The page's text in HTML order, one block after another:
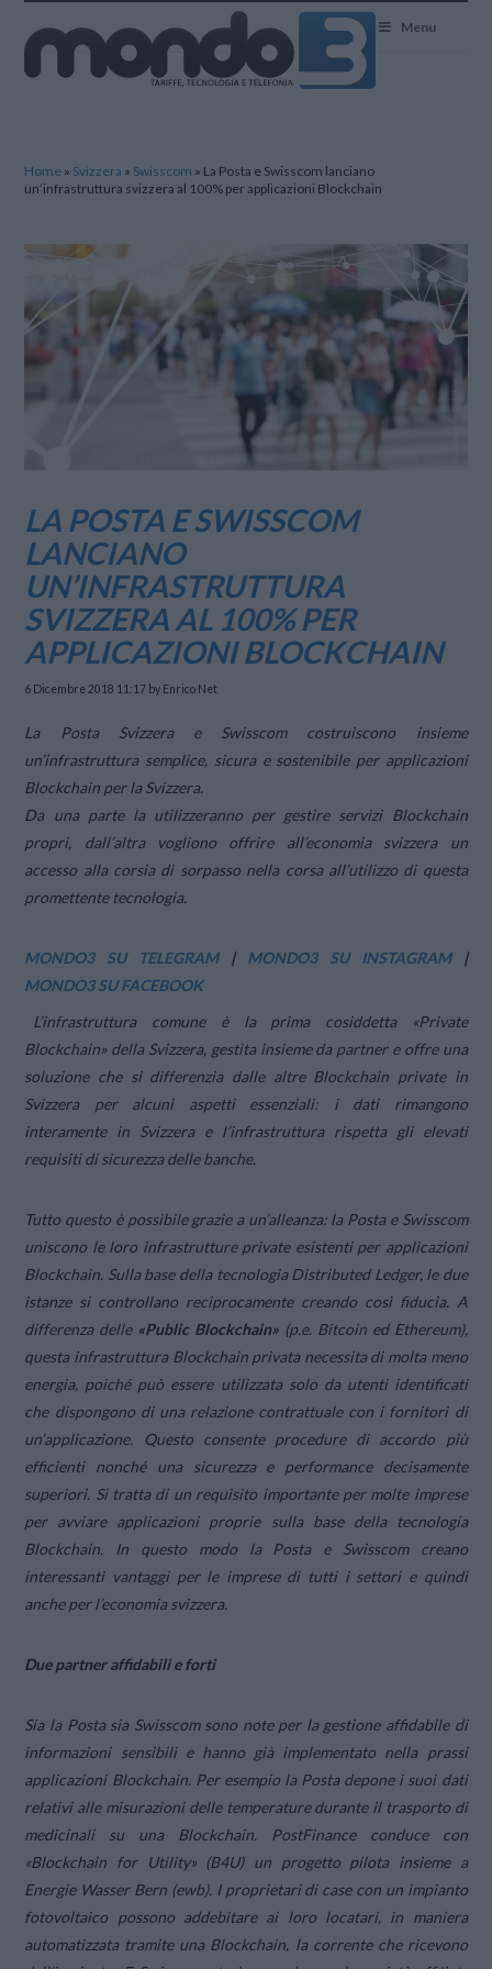
Menu
Home » Svizzera » Swisscom » La Posta e Swisscom lanciano
un’infrastruttura svizzera al 100% per applicazioni Blockchain
LA POSTA E SWISSCOM
LANCIANO
UN’INFRASTRUTTURA
SVIZZERA AL 100% PER
APPLICAZIONI BLOCKCHAIN
6 Dicembre 2018 11:17 by Enrico Net
La Posta Svizzera e Swisscom costruiscono insieme
un’infrastruttura semplice, sicura e sostenibile per applicazioni
Blockchain per la Svizzera.
Da una parte la utilizzeranno per gestire servizi Blockchain
propri, dall’altra vogliono offrire all’economia svizzera un
accesso alla corsia di sorpasso nella corsa all’utilizzo di questa
promettente tecnologia.
MONDO3 SU TELEGRAM| MONDO3 SU INSTAGRAM|
MONDO3 SU FACEBOOK
L’infrastruttura comune è la prima cosiddetta «Private
Blockchain» della Svizzera, gestita insieme da partner e offre una
soluzione che si differenzia dalle altre Blockchain private in
Svizzera per alcuni aspetti essenziali: i dati rimangono
interamente in Svizzera e l’infrastruttura rispetta gli elevati
requisiti di sicurezza delle banche.
Tutto questo è possibile grazie a un’alleanza: la Posta e Swisscom
uniscono le loro infrastrutture private esistenti per applicazioni
Blockchain. Sulla base della tecnologia Distributed Ledger, le due
istanze si controllano reciprocamente creando così fiducia. A
differenza delle «Public Blockchain» (p.e. Bitcoin ed Ethereum),
questa infrastruttura Blockchain privata necessita di molta meno
energia, poiché può essere utilizzata solo da utenti identificati
che dispongono di una relazione contrattuale con i fornitori di
un’applicazione. Questo consente procedure di accordo più
efficienti nonché una sicurezza e performance decisamente
superiori. Si tratta di un requisito importante per molte imprese
per avviare applicazioni proprie sulla base della tecnologia
Blockchain. In questo modo la Posta e Swisscom creano
interessanti vantaggi per le imprese di tutti i settori e quindi
anche per l’economia svizzera.
Due partner affidabili e forti
Sia la Posta sia Swisscom sono note per la gestione affidabile di
informazioni sensibili e hanno già implementato nella prassi
applicazioni Blockchain. Per esempio la Posta depone i suoi dati
relativi alle misurazioni delle temperature durante il trasporto di
medicinali su una Blockchain. PostFinance conduce con
«Blockchain for Utility» (B4U) un progetto pilota insieme a
Energie Wasser Bern (ewb). I proprietari di case con un impianto
fotovoltaico possono addebitare ai loro locatari, in maniera
automatizzata tramite una Blockchain, la corrente che ricevono